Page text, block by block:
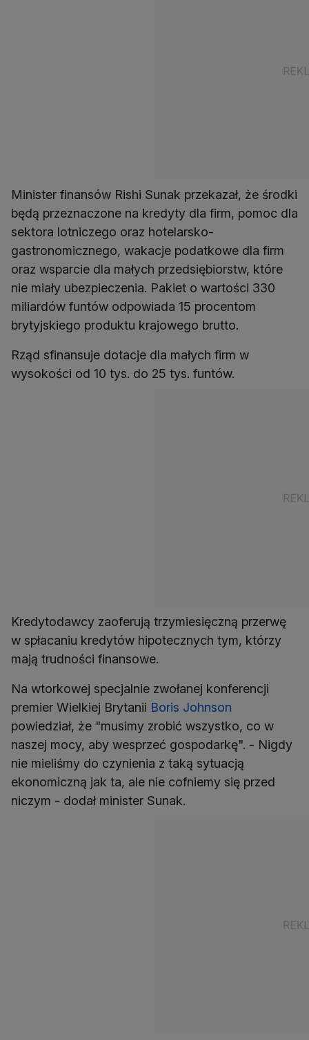
Minister finansów Rishi Sunak przekazał, że środki
będą przeznaczone na kredyty dla firm, pomoc dla
sektora lotniczego oraz hotelarsko-
gastronomicznego, wakacje podatkowe dla firm
oraz wsparcie dla małych przedsiębiorstw, które
nie miały ubezpieczenia. Pakiet o wartości 330
miliardów funtów odpowiada 15 procentom
brytyjskiego produktu krajowego brutto.
Rząd sfinansuje dotacje dla małych firm w
wysokości od 10 tys. do 25 tys. funtów.
Kredytodawcy zaoferują trzymiesięczną przerwę
w spłacaniu kredytów hipotecznych tym, którzy
mają trudności finansowe.
Na wtorkowej specjalnie zwołanej konferencji
premier Wielkiej Brytanii Boris Johnson
powiedział, że "musimy zrobić wszystko, co w
naszej mocy, aby wesprzeć gospodarkę". - Nigdy
nie mieliśmy do czynienia z taką sytuacją
ekonomiczną jak ta, ale nie cofniemy się przed
niczym - dodał minister Sunak.